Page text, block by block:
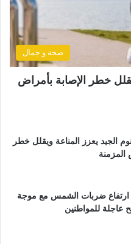
صحة و جمال
خطر الإصابة بأمراض
الجيد يعزز المناعة ويقلل خطر
المزمنة
ارتفاع ضربات الشمس مع موجة
عاجلة للمواطنين